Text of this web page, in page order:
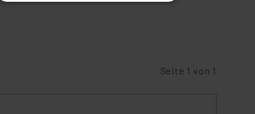
Seite 1 von 1